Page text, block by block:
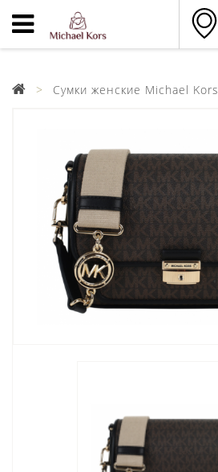
Сумки женские Michael Kors